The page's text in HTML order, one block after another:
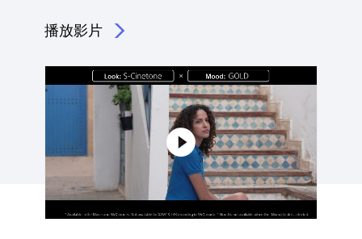
播放影片
點擊播放：電影級卓越表現